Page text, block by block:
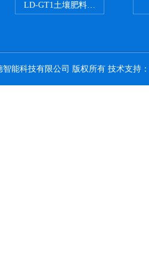
LD-GT1土壤肥料养分检测仪
智能科技有限公司 版权所有 技术支持：